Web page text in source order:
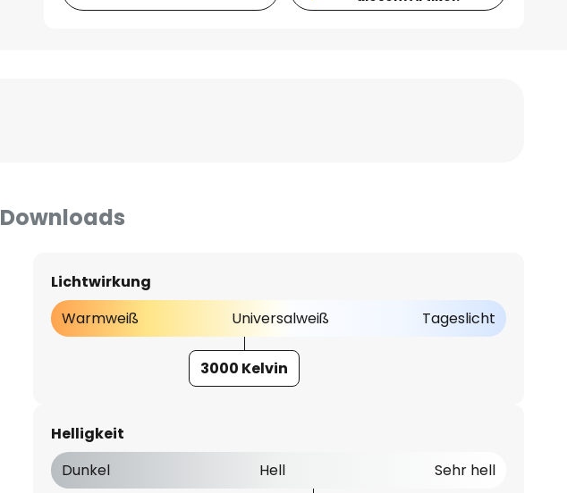
Downloads
Lichtwirkung
Warmweiß
Universalweiß Tageslicht
3000 Kelvin
Helligkeit
Dunkel
Hell Sehr hell